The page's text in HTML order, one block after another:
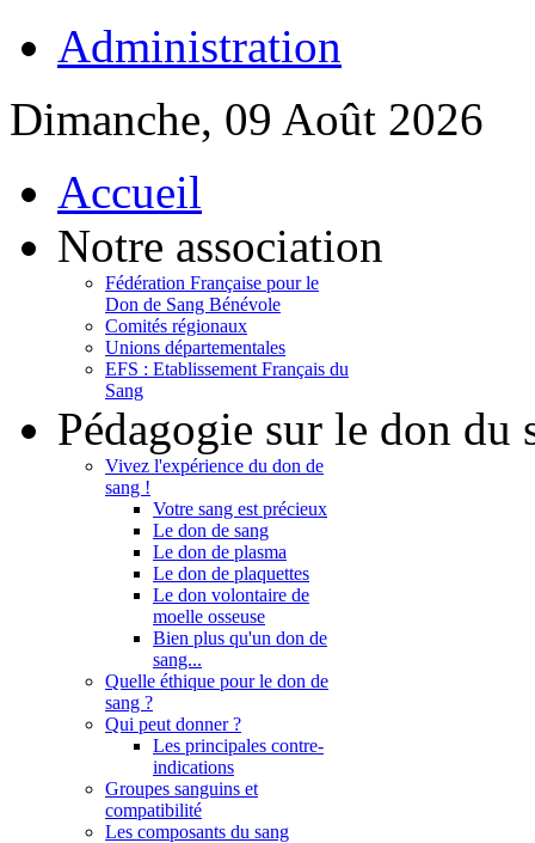
Administration
Dimanche, 09 Août 2026
Accueil
Notre association
Fédération Française pour le
Don de Sang Bénévole
Comités régionaux
Unions départementales
EFS : Etablissement Français du
Sang
Pédagogie sur le don du
Vivez l'expérience du don de
sang !
Votre sang est précieux
Le don de sang
Le don de plasma
Le don de plaquettes
Le don volontaire de
moelle osseuse
Bien plus qu'un don de
sang...
Quelle éthique pour le don de
sang ?
Qui peut donner ?
Les principales contre-
indications
Groupes sanguins et
compatibilité
Les composants du sang